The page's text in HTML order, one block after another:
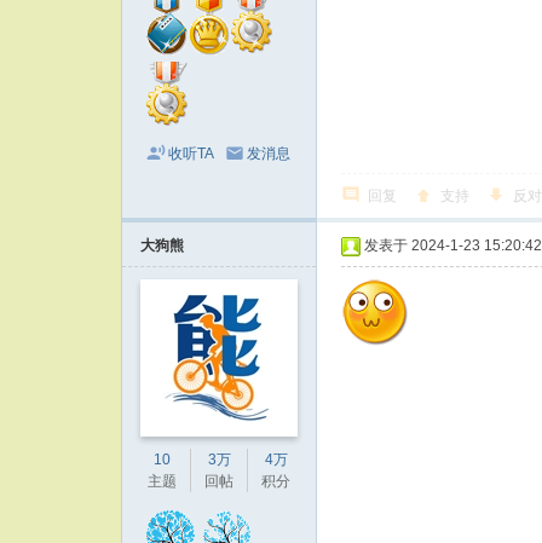
收听TA 发消息
回复 支持 反对
大狗熊
10
主题
3万
回帖
4万
积分
发表于 2024-1-23 15:20:42